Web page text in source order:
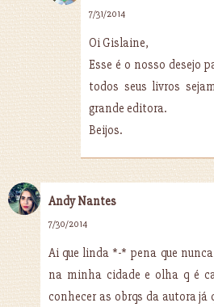
7/31/2014
Oi Gislaine,
Esse é o nosso desejo
todos seus livros
grande editora.
Beijos.
Andy Nantes
7/30/2014
Ai que linda *-* pena que
na minha cidade e olha q é
conhecer as obrqs da autora